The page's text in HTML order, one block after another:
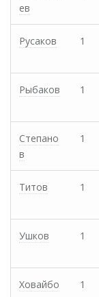
ев
Русаков 1
Рыбаков 1
Степано
в
1
Титов 1
Ушков 1
Ховайбо 1